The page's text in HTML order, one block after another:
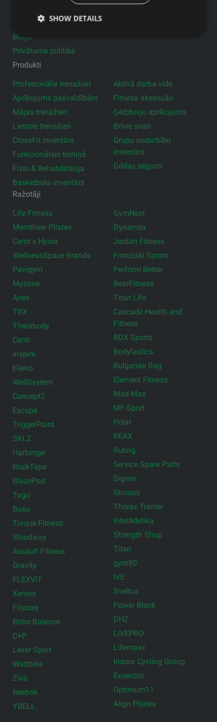
Ražotāji
Blogs
Privātuma politika
Produkti
Profesionālie trenažieri
Aprīkojums pašvaldībām
Mājas trenažieri
Lietotie trenažieri
CrossFit inventārs
Funkcionālais treniņš
Fizio & Rehabilitācija
Basketbola inventārs
Aktīvā darba vide
Fitnesa aksesuāri
Ģērbtuvju aprīkojums
Brīvie svari
Grupu nodarbību
inventārs
Grīdas segumi
Ražotāji
Life Fitness
Merrithew Pilates
Centr x Hyrox
WellnessSpace Brands
Pavigym
Myzone
Airex
TRX
Therabody
Centr
Inspire
Eleiko
WellSystem
Concept2
Escape
TriggerPoint
SKLZ
Harbinger
RockTape
BlazePod
Togu
Bosu
Torque Fitness
Woodway
Assault Fitness
Gravity
FLEXVIT
Xenios
Fitstore
Bobo Balance
C+P
Lever Sport
Wattbike
Ziva
Reebok
YBELL
GymNext
Dynamax
Jordan Fitness
Franziski Sports
Perform Better
BearFitness
Titan Life
Cascade Health and
Fitness
RDX Sports
Bodylastics
Bulgarian Bag
Element Fitness
Mad Max
MF-Sport
Polar
REAX
Rubrig
Service Spare Parts
Sigma
Stroops
Thorax Trainer
InterAtletika
Strength Shop
Titan
gym80
IVE
Sveltus
Power Block
DHZ
LIVEPRO
Lifemaxx
Indoor Cycling Group
Exxentric
Optimum11
Align Pilates
SHOW DETAILS